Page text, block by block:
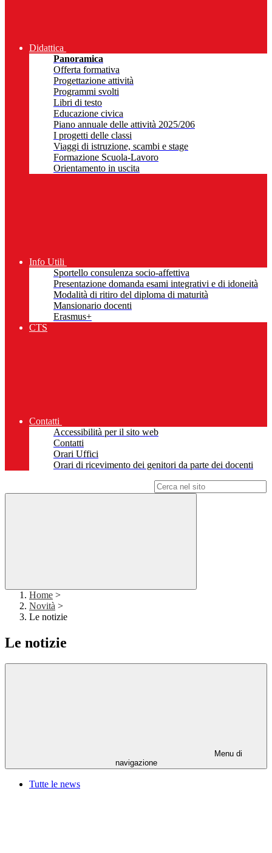
Didattica
Panoramica
Offerta formativa
Progettazione attività
Programmi svolti
Libri di testo
Educazione civica
Piano annuale delle attività 2025/206
I progetti delle classi
Viaggi di istruzione, scambi e stage
Formazione Scuola-Lavoro
Orientamento in uscita
Info Utili
Sportello consulenza socio-affettiva
Presentazione domanda esami integrativi e di idoneità
Modalità di ritiro del diploma di maturità
Mansionario docenti
Erasmus+
CTS
Contatti
Accessibilità per il sito web
Contatti
Orari Uffici
Orari di ricevimento dei genitori da parte dei docenti
Home >
Novità >
Le notizie
Le notizie
Menu di
navigazione
Tutte le news